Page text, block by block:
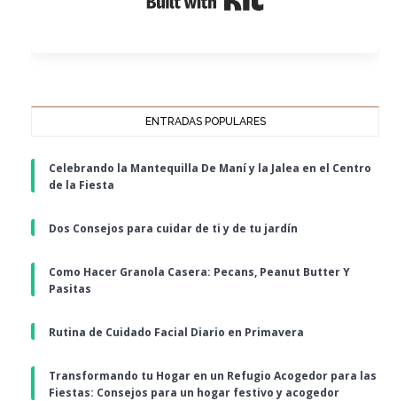
ENTRADAS POPULARES
Celebrando la Mantequilla De Maní y la Jalea en el Centro
de la Fiesta
Dos Consejos para cuidar de ti y de tu jardín
Como Hacer Granola Casera: Pecans, Peanut Butter Y
Pasitas
Rutina de Cuidado Facial Diario en Primavera
Transformando tu Hogar en un Refugio Acogedor para las
Fiestas: Consejos para un hogar festivo y acogedor